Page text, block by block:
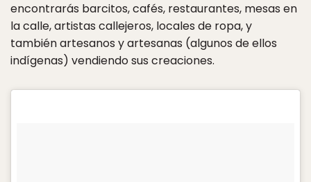
encontrarás barcitos, cafés, restaurantes, mesas en
la calle, artistas callejeros, locales de ropa, y
también artesanos y artesanas (algunos de ellos
indígenas) vendiendo sus creaciones.